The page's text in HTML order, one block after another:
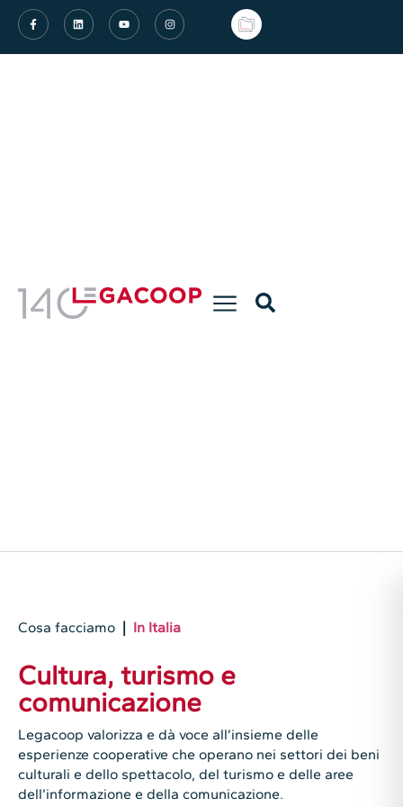
Cosa facciamo In Italia
Cultura, turismo e
comunicazione
Legacoop valorizza e dà voce all’insieme delle
esperienze cooperative che operano nei settori dei beni
culturali e dello spettacolo, del turismo e delle aree
dell’informazione e della comunicazione.